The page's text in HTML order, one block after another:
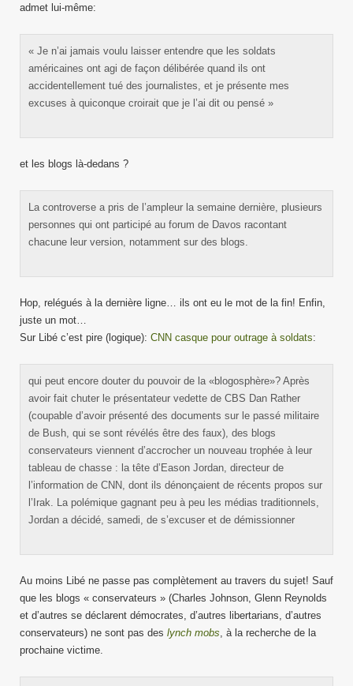
admet lui-même:
« Je n’ai jamais voulu laisser entendre que les soldats
américaines ont agi de façon délibérée quand ils ont
accidentellement tué des journalistes, et je présente mes
excuses à quiconque croirait que je l’ai dit ou pensé »
et les blogs là-dedans ?
La controverse a pris de l’ampleur la semaine dernière, plusieurs
personnes qui ont participé au forum de Davos racontant
chacune leur version, notamment sur des blogs.
Hop, relégués à la dernière ligne… ils ont eu le mot de la fin! Enfin,
juste un mot…
Sur Libé c’est pire (logique): CNN casque pour outrage à soldats:
qui peut encore douter du pouvoir de la «blogosphère»? Après
avoir fait chuter le présentateur vedette de CBS Dan Rather
(coupable d’avoir présenté des documents sur le passé militaire
de Bush, qui se sont révélés être des faux), des blogs
conservateurs viennent d’accrocher un nouveau trophée à leur
tableau de chasse : la tête d’Eason Jordan, directeur de
l’information de CNN, dont ils dénonçaient de récents propos sur
l’Irak. La polémique gagnant peu à peu les médias traditionnels,
Jordan a décidé, samedi, de s’excuser et de démissionner
Au moins Libé ne passe pas complètement au travers du sujet! Sauf
que les blogs « conservateurs » (Charles Johnson, Glenn Reynolds
et d’autres se déclarent démocrates, d’autres libertarians, d’autres
conservateurs) ne sont pas des lynch mobs , à la recherche de la
prochaine victime.